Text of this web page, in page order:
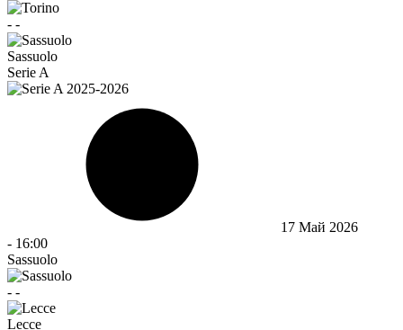
- -
Sassuolo
Serie A
17 Май 2026
- 16:00
Sassuolo
- -
Lecce